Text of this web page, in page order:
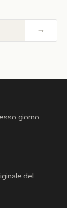
→
giorno.
del